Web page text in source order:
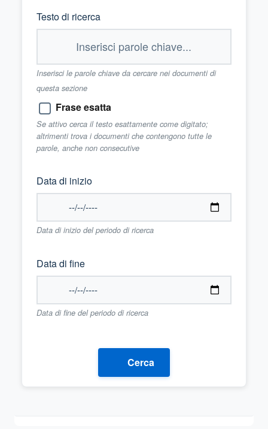
Testo di ricerca
Inserisci le parole chiave da cercare nei documenti di
questa sezione
Frase esatta
Se attivo cerca il testo esattamente come digitato;
altrimenti trova i documenti che contengono tutte le
parole, anche non consecutive
Data di inizio
Data di inizio del periodo di ricerca
Data di fine
Data di fine del periodo di ricerca
Cerca